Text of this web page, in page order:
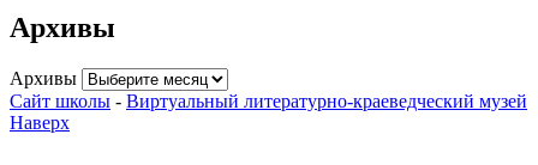
Архивы
Архивы
Сайт школы - Виртуальный литературно-краеведческий музей
Наверх